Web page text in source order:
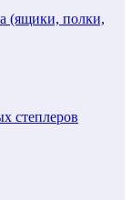
(ящики, полки,
степлеров